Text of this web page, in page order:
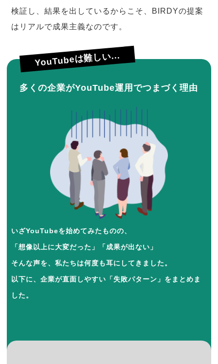
検証し、結果を出しているからこそ、BIRDYの提案
はリアルで成果主義なのです。
YouTubeは難しい...
多くの企業がYouTube運用でつまづく理由
いざYouTubeを始めてみたものの、
「想像以上に大変だった」「成果が出ない」
そんな声を、私たちは何度も耳にしてきました。
以下に、企業が直面しやすい「失敗パターン」をまとめま
した。